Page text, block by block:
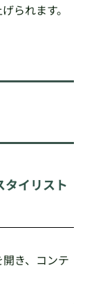
られます。
タイリスト
き、コンテ